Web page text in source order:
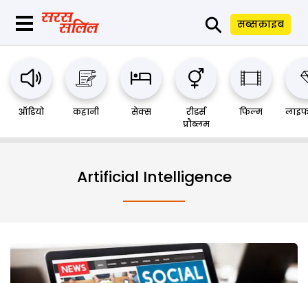
⚲ सब्सक्राइब
ऑडियो कहानी सेक्स
रीडर्स
प्रौब्लम
फिल्म
Artificial Intelligence